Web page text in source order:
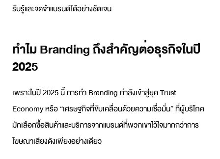
รับรู้และจดจำแบรนด์ได้อย่างชัดเจน
ทำไม Branding ถึงสำคัญต่อธุรกิจในปี
2025
เพราะในปี 2025 นี้ การทำBrandingกำลังเข้าสู่ยุค Trust
Economy หรือ “เศรษฐกิจที่ขับเคลื่อนด้วยความเชื่อมั่น” ที่ผู้บริโภค
มักเลือกซื้อสินค้าและบริการจากแบรนด์ที่พวกเขาไว้ใจมากกว่าการ
โฆษณาเสียงดังเพียงอย่างเดียว